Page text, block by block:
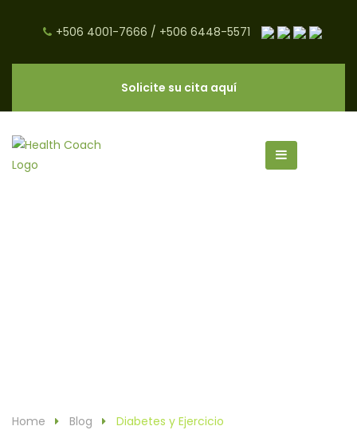
+506 4001-7666 / +506 6448-5571
Solicite su cita aquí
Home Blog Diabetes y Ejercicio